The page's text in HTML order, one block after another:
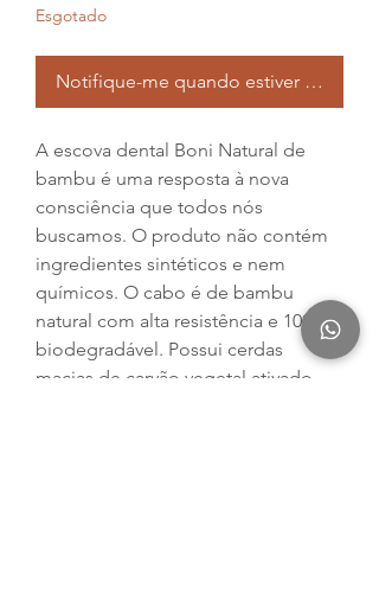
Esgotado
Notifique-me quando estiver
A escova dental Boni Natural de
bambu é uma resposta à nova
consciência que todos nós
buscamos. O produto não contém
ingredientes sintéticos e nem
químicos. O cabo é de bambu
natural com alta resistência e 100%
biodegradável. Possui cerdas
macias de carvão vegetal ativado